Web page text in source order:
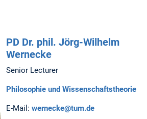
PD Dr. phil. Jörg-Wilhelm
Wernecke
Senior Lecturer
Philosophie und Wissenschaftstheorie
E-Mail: wernecke@tum.de